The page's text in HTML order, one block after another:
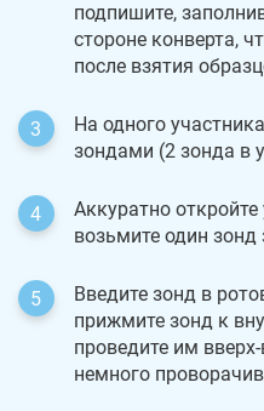
подпишите,
стороне конверта,
после взятия
На одного
зондами (2 зонда в
Аккуратно
возьмите один
Введите зонд в
прижмите зонд к
проведите им
немного